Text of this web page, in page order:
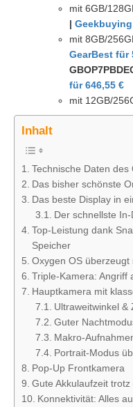
mit 6GB/
|
mit 8GB/
GearBest für
für 646,55 €
mit 12GB/
Inhalt
Technische Daten des
Das bisher schönste
Das beste Display in
Der schnellste
Top-Leistung dank
Speicher
Oxygen OS
Triple-Kamera: Angriff
Hauptkamera mit
Ultraweitwinkel &
Guter
Makro-
Portrait-Modus
Pop-Up Frontkamera
Gute Akkulaufzeit
Konnektivität: Alles